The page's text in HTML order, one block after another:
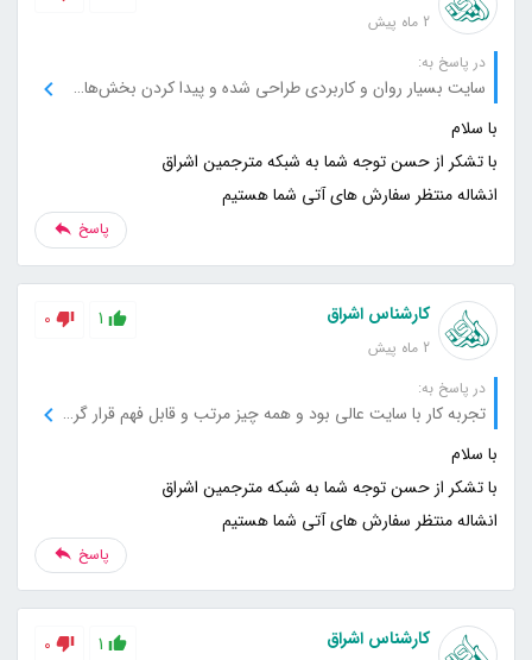
2 ماه پیش
در پاسخ به:
سایت بسیار روان و کاربردی طراحی شده و پیدا کردن بخش‌های مختلف خیلی راحت بود.
انشاله منتظر سفارش های آتی شما هستیم
پاسخ
کارشناس اشراق
2 ماه پیش
1
0
در پاسخ به:
تجربه کار با سایت عالی بود و همه چیز مرتب و قابل فهم قرار گرفته است.
انشاله منتظر سفارش های آتی شما هستیم
پاسخ
کارشناس اشراق 1
0